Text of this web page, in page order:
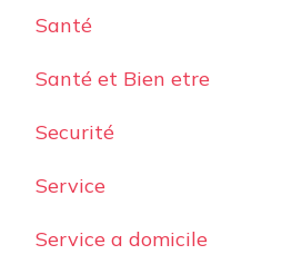
Santé
Santé et Bien etre
Securité
Service
Service a domicile